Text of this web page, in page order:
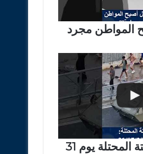
المواطن مجرد
فيديو مدينة سبتة المحتلة يوم 31